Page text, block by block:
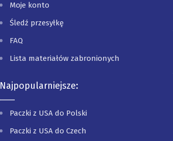
Moje konto
Śledź przesyłkę
FAQ
Lista materiałów zabronionych
Najpopularniejsze:
Paczki z USA do Polski
Paczki z USA do Czech